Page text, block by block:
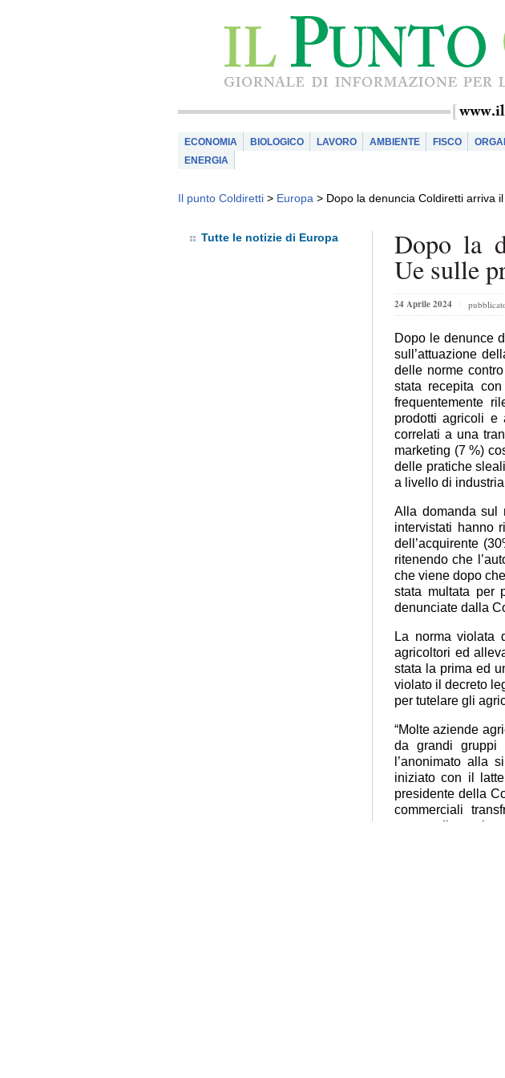
ECONOMIA BIOLOGICO LAVORO AMBIENTE FISCO
ENERGIA
Il punto Coldiretti > Europa > Dopo la denuncia Coldiretti arriva
Tutte le notizie di Europa Dopo la
Ue sulle
24 Aprile 2024
Dopo le denunce
sull’attuazione
delle norme
stata recepita
frequentemente
prodotti agricoli e
correlati a una
marketing (7 %)
delle pratiche
a livello di
Alla domanda sul
intervistati hanno
dell’acquirente
ritenendo che
che viene dopo
stata multata per
denunciate dalla
La norma violata
agricoltori ed
stata la prima ed
violato il decreto
per tutelare gli
“Molte aziende
da grandi gruppi
l’anonimato alla
iniziato con il
presidente della
commerciali
ancora di troppi